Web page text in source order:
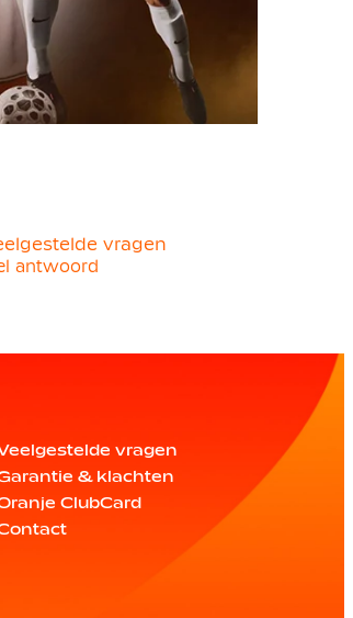
vragen
antwoord
vragen
& klachten
ClubCard